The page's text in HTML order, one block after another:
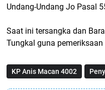
Undang-Undang Jo Pasal
Saat ini tersangka dan
Tungkal guna
KP Anis Macan 4002